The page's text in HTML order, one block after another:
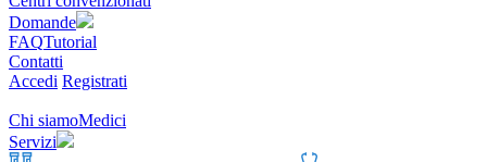
Domande
FAQTutorial
Contatti
Accedi Registrati
Chi siamoMedici
Servizi